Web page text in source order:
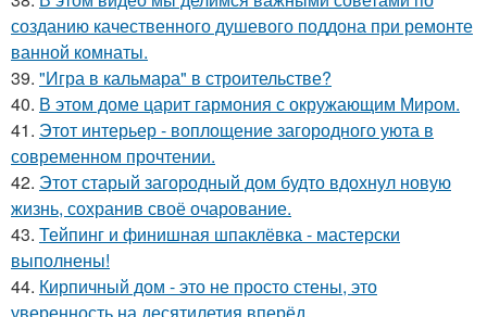
созданию качественного душевого поддона при ремонте
ванной комнаты.
39. "Игра в кальмара" в строительстве?
40. В этом доме царит гармония с окружающим Миром.
41. Этот интерьер - воплощение загородного уюта в
современном прочтении.
42. Этот старый загородный дом будто вдохнул новую
жизнь, сохранив своё очарование.
43. Тейпинг и финишная шпаклёвка - мастерски
выполнены!
44. Кирпичный дом - это не просто стены, это